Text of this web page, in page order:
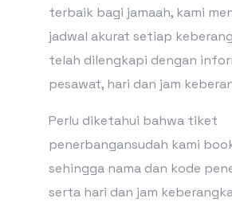
terbaik bagi jamaah, kami
jadwal akurat setiap
telah dilengkapi dengan
pesawat, hari dan jam
Perlu diketahui bahwa tiket
penerbangansudah kami
sehingga nama dan kode
serta hari dan jam